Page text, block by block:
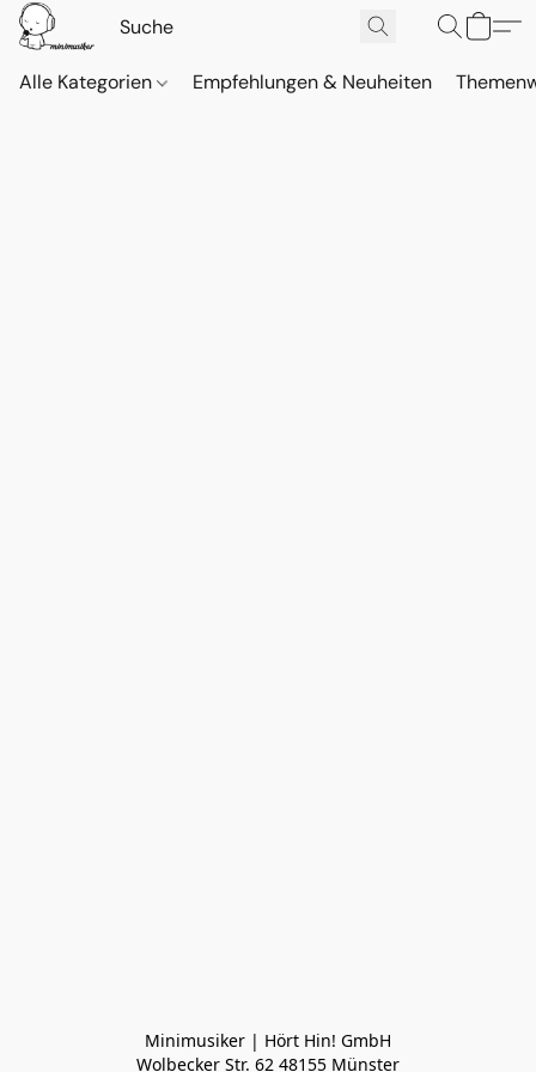
Alle Kategorien Empfehlungen & Neuheiten
Minimusiker | Hört Hin! GmbH
Wolbecker Str. 62 48155 Münster